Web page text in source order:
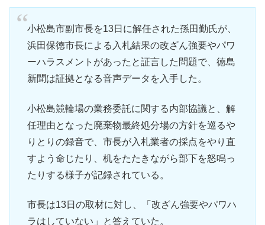
小松島市副市長を13日に解任された孫田勤氏が、
浜田保徳市長による入札結果の改ざん強要やパワ
ーハラスメントがあったと証言した問題で、徳島
新聞は証拠となる音声データを入手した。
小松島競輪場の業務委託に関する内部協議と、解
任理由となった廃棄物最終処分場の方針を巡るや
りとりの録音で、市長が入札業者の採点をやり直
すよう命じたり、机をたたきながら部下を怒鳴っ
たりする様子が記録されている。
市長は13日の取材に対し、「改ざん強要やパワハ
ラはしていない」と答えていた。